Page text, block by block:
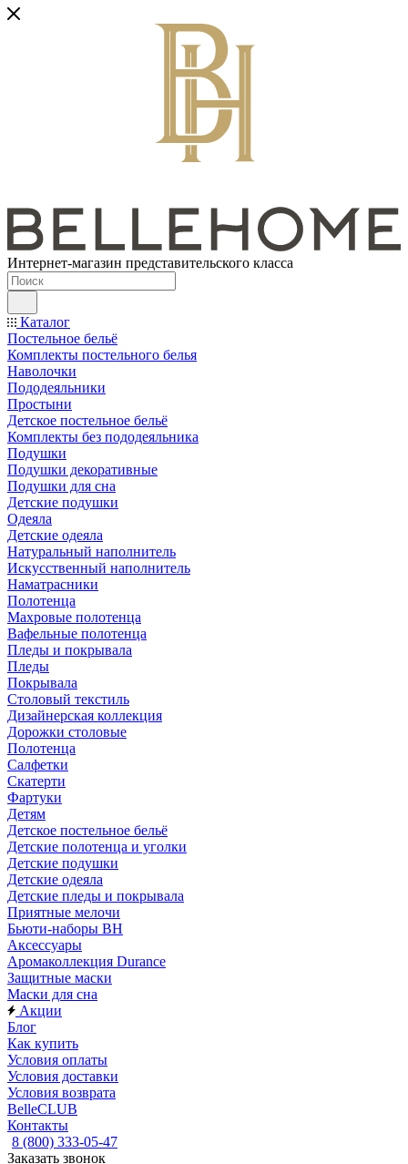
Интернет-магазин представительского класса
Каталог
Постельное бельё
Комплекты постельного белья
Наволочки
Пододеяльники
Простыни
Детское постельное бельё
Комплекты без пододеяльника
Подушки
Подушки декоративные
Подушки для сна
Детские подушки
Одеяла
Детские одеяла
Натуральный наполнитель
Искуcственный наполнитель
Наматрасники
Полотенца
Махровые полотенца
Вафельные полотенца
Пледы и покрывала
Пледы
Покрывала
Столовый текстиль
Дизайнерская коллекция
Дорожки столовые
Полотенца
Салфетки
Скатерти
Фартуки
Детям
Детское постельное бельё
Детские полотенца и уголки
Детские подушки
Детские одеяла
Детские пледы и покрывала
Приятные мелочи
Бьюти-наборы ВН
Аксессуары
Аромаколлекция Durance
Защитные маски
Маски для сна
Акции
Блог
Как купить
Условия оплаты
Условия доставки
Условия возврата
BelleCLUB
Контакты
8 (800) 333-05-47
Заказать звонок